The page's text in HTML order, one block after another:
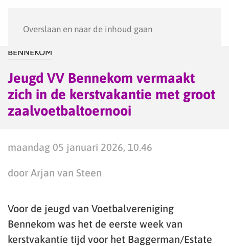
Overslaan en naar de inhoud gaan
BENNEKOM
Jeugd VV Bennekom vermaakt
zich in de kerstvakantie met groot
zaalvoetbaltoernooi
maandag 05 januari 2026, 10.46
door Arjan van Steen
Voor de jeugd van Voetbalvereniging
Bennekom was het de eerste week van
kerstvakantie tijd voor het Baggerman/Estate